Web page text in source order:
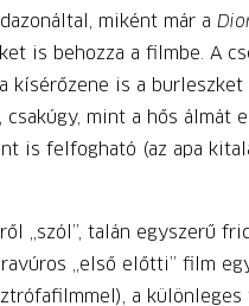
miként már a
is behozza a filmbe. A
kísérőzene is a
mint a hős álmát
is felfogható (az apa
„szól”, talán egyszerű
„első előtti” film
a különleges